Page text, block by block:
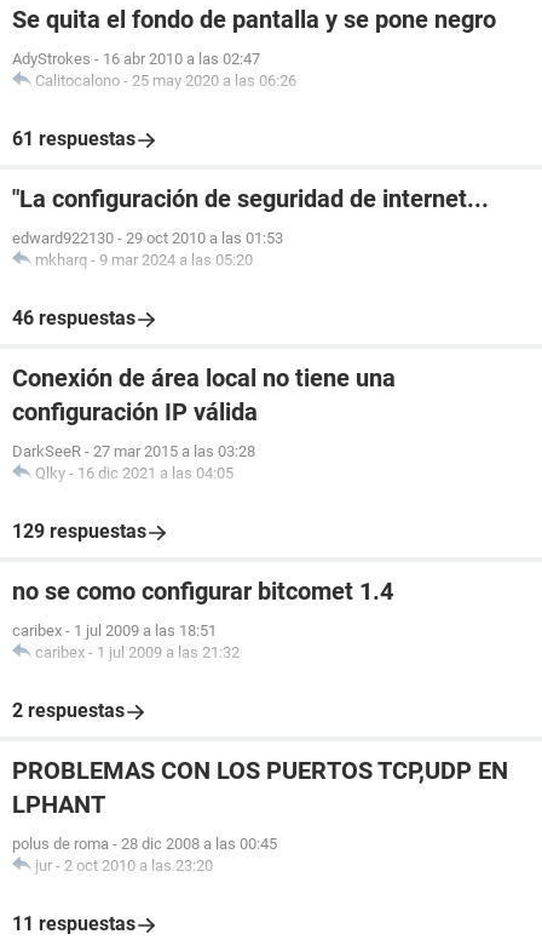
Se quita el fondo de pantalla y se pone negro
AdyStrokes - 16 abr 2010 a las 02:47
Calitocalono - 25 may 2020 a las 06:26
61 respuestas
"La configuración de seguridad de internet...
edward922130 - 29 oct 2010 a las 01:53
mkharq - 9 mar 2024 a las 05:20
46 respuestas
Conexión de área local no tiene una
configuración IP válida
DarkSeeR - 27 mar 2015 a las 03:28
Qlky - 16 dic 2021 a las 04:05
129 respuestas
no se como configurar bitcomet 1.4
caribex - 1 jul 2009 a las 18:51
caribex - 1 jul 2009 a las 21:32
2 respuestas
PROBLEMAS CON LOS PUERTOS TCP,UDP EN
LPHANT
polus de roma - 28 dic 2008 a las 00:45
jur - 2 oct 2010 a las 23:20
11 respuestas